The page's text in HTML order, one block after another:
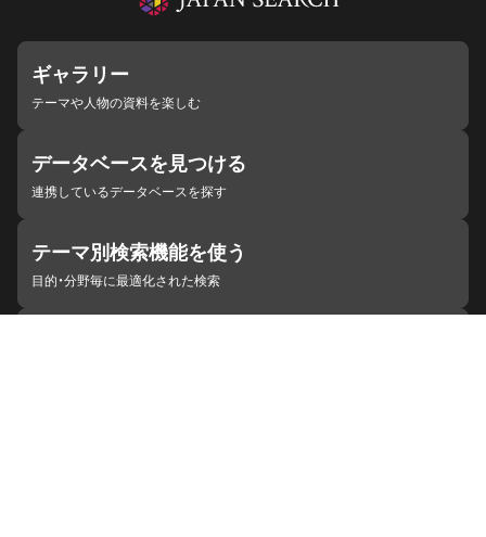
ギャラリー
テーマや人物の資料を楽しむ
データベースを見つける
連携しているデータベースを探す
テーマ別検索機能を使う
目的・分野毎に最適化された検索